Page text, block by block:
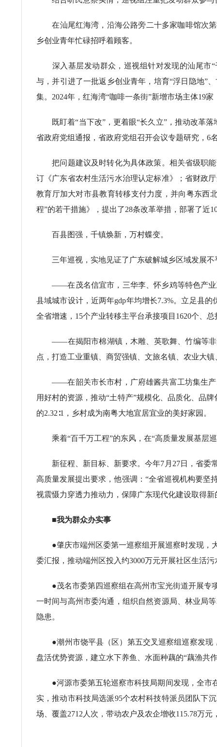
在汕尾红海湾，沿海公路旁二十多家咖啡馆次第
乡创业青年忙碌招呼着顾客。
深入基层发动群众，巡视组针对发现的汕尾市“
与，并引进了一批返乡创业青年，培育“浮日隐地”
集。2024年，红海湾“咖啡一条街”新增市场主体19
既盯着“当下改”，更着眼“长久立”，推动改革落
省政府党组通报，省政府党组召开会议专题研究，6
把问题建议及时转化为具体政策。相关省级职能
订《广东省农村生活污水治理认定标准》；省财政
教育厅加大对市县教育转移支付力度，并向粤东西
程”的若干措施》，提出了28条改革举措，部署了近
百县图强，千镇焕新，万村蝶变。
三年巡视，实地见证了广东破解城乡区域发展不
——在茂名信宜市，三华李、怀乡鸡等特色产业
县域城市设计，近两年gdp年均增长7.3%。立足县
全省增速，15个产业转移主平台承接项目1620个、总
——在揭阳市棉湖镇，木雕、英歌舞、竹编等非
点，打造工业重镇、商贸强镇、文旅名镇、农业大
——在韶关市长市村，广府雄酱共富工坊集生产
用好村的资源，推动“土特产”规模化、品质化、品
的2.32∶1，乡村成为南粤大地宜居宜业的美好家园。
乘着“百千万工程”的东风，在“高质量发展基层巡
新征程、新目标、新要求。今年7月27日，省委
高质量发展提出要求，他强调：“全省巡视机构要坚
视震慑力穿透力推动力，保障广东现代化建设取得新
■我为群众办实事
●肇庆市端州区委第一巡察组开展巡察时发现，大
委汇报，推动端州区投入约3000万元开展社区生活
●茂名市委第四巡察组在高州市宝光街道开展专项
一时间与高州市委沟通，组织自然资源局、林业局
隐患。
●潮州市饶平县（区）第五交叉巡察组巡察发现
盘活优势资源，建立水下养鱼、水面种藕的“藕渔共
●河源市委第五轮巡察市科技局期间发现，全市在
实，推动市科技局选派95个农村科技特派员团队下
场、覆盖2712人次，带动农户及农企增收115.78万